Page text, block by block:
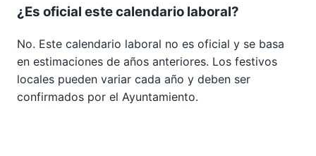
¿Es oficial este calendario laboral?
No. Este calendario laboral no es oficial y se basa
en estimaciones de años anteriores. Los festivos
locales pueden variar cada año y deben ser
confirmados por el Ayuntamiento.